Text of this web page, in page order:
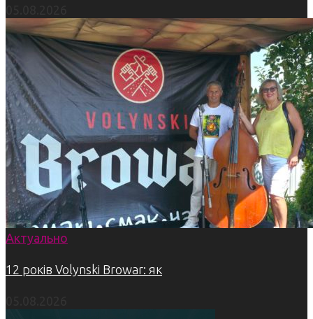
Актуально
12 років Volynski Browar: як